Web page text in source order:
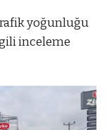
yoğunluğu
inceleme